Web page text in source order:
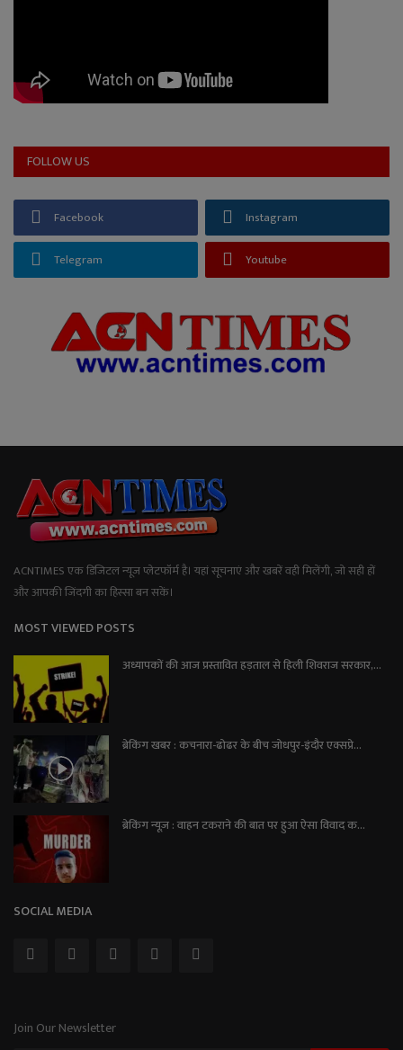
FOLLOW US
Facebook Instagram
Telegram Youtube
ACNTIMES एक डिजिटल न्यूज प्लेटफॉर्म है। यहां सूचनाएं और खबरें वही मिलेंगी, जो सही हों
और आपकी जिंदगी का हिस्सा बन सकें।
MOST VIEWED POSTS
अध्यापकों की आज प्रस्तावित हड़ताल से हिली शिवराज सरकार,...
ब्रेकिंग खबर : कचनारा-ढोढर के बीच जोधपुर-इंदौर एक्सप्रे...
ब्रेकिंग न्यूज़ : वाहन टकराने की बात पर हुआ ऐसा विवाद क...
SOCIAL MEDIA
Join Our Newsletter